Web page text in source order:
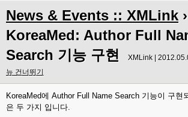
News & Events :: XMLink ›
KoreaMed: Author Full
Search 기능 구현
XMLink |
뉴 건너뛰기
KoreaMed에 Author Full Name Search 기능이 구현
은 두 가지 입니다.